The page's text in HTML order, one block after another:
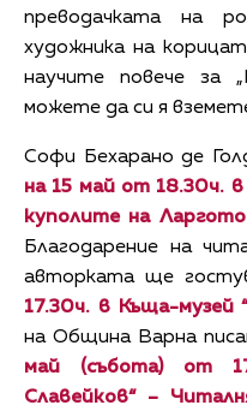
преводачката на
художника на
научите повече за
можете да си я
Софи Бехарано де
на 15 май от 18.30ч.
куполите на
Благодарение на
авторката ще
17.30ч. в Къща-музей
на Община Варна
май (събота) от
Славейков“ –